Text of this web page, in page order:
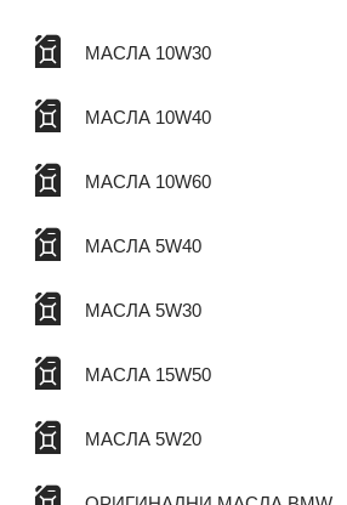
МАСЛА 10W30
МАСЛА 10W40
МАСЛА 10W60
МАСЛА 5W40
МАСЛА 5W30
МАСЛА 15W50
МАСЛА 5W20